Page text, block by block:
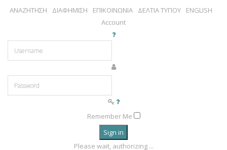
ΑΝΑΖΗΤΗΣΗ ΔΙΑΦΗΜΙΣΗ ΕΠΙΚΟΙΝΩΝΙΑ ΔΕΛΤΙΑ ΤΥΠΟΥ
ENGLISH
Account
Remember Me
Sign in
Please wait, authorizing ...